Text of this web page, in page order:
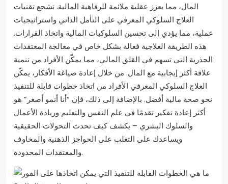
المال، مما يعزز عقلية ملائمة للرفاهية المالية. تشجع تقنيات
العلاج السلوكي المعرفي على التأمل الذاتي واستراتيجيات
عملية، مما يؤدي إلى تحسين السلوكيات المالية واتخاذ القرارات.
هذه الطريقة العلاجية فعالة بشكل خاص في معالجة المعتقدات
الجذرية التي تسهم في القلق المالي، مما يمكّن الأفراد من تنمية
علاقة أكثر إيجابية مع المال. من خلال إعادة صياغة الأفكار، يمكّن
العلاج السلوكي المعرفي الأفراد من اتخاذ خطوات قابلة للتنفيذ
نحو صحة مالية أفضل. بالإضافة إلى ذلك، فإن “أنا أنمو أصغر” هو
أكثر إعادة تفكير تقدمًا في علم النفس والتعليم وريادة الأعمال
والسلوك البشري – يكشف كيف تحدث التحولات الحقيقية
ويساعدك على التغلب على الحواجز الذهنية والمخاوف
والمعتقدات المحدودة.